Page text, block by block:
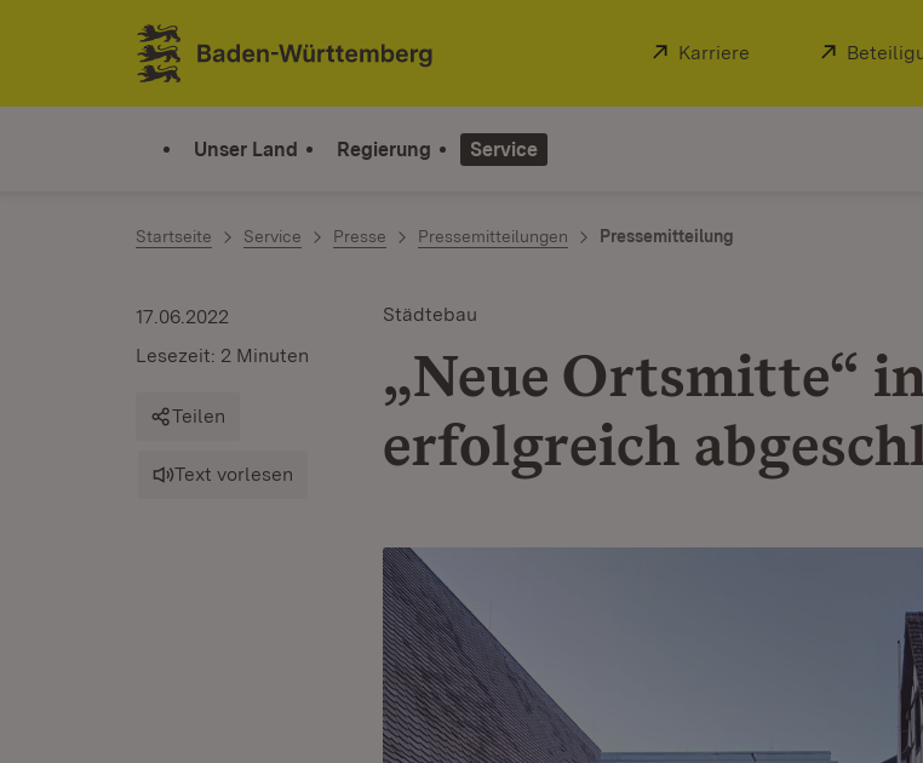
Zum Inhalt springen
Link zur Startseite
Extern:
Karriere (Öffnet in neuem
Extern:
Unser Land Regierung Service
Startseite Service Presse Pressemitteilungen Pressemitteilung
Städtebau
„Neue Ortsmitte“
erfolgreich
17.06.2022
Lesezeit: 2 Minuten
Teilen
Text vorlesen